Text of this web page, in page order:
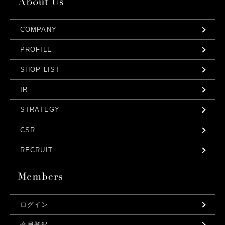
COMPANY
PROFILE
SHOP LIST
IR
STRATEGY
CSR
RECRUIT
ログイン